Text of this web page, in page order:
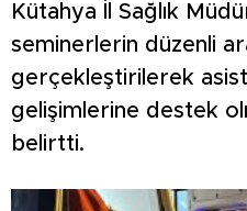
Kütahya İl Sağlık
seminerlerin düzenli
gerçekleştirilerek
gelişimlerine destek
belirtti.